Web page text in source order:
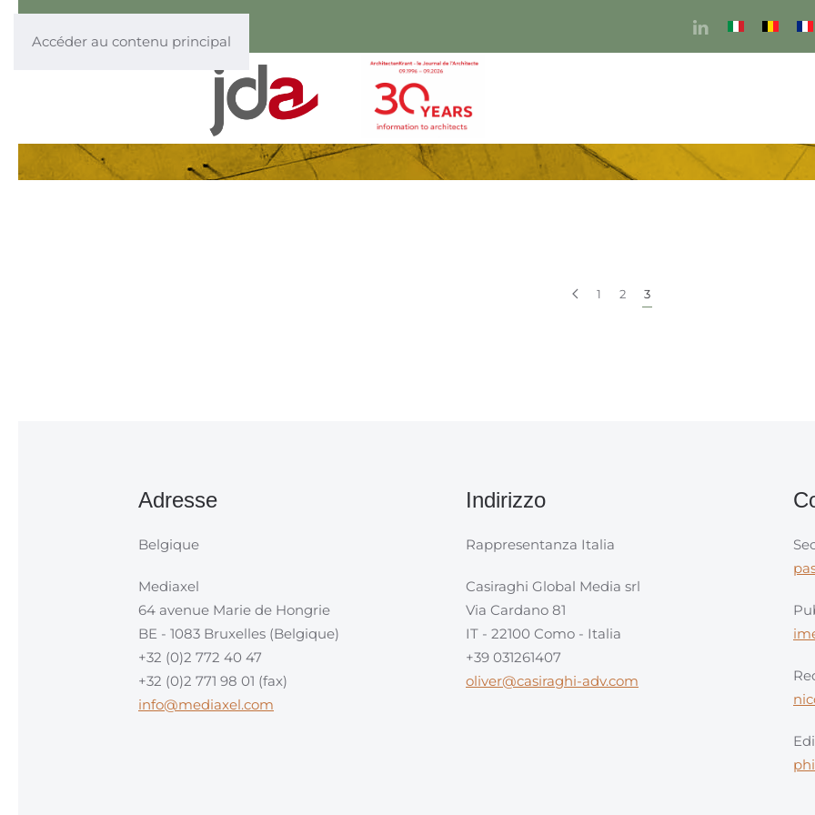
Accéder au contenu principal
1 2 3
Adresse
Belgique
Mediaxel
64 avenue Marie de Hongrie
BE - 1083 Bruxelles (Belgique)
+32 (0)2 772 40 47
+32 (0)2 771 98 01 (fax)
info@mediaxel.com
Indirizzo
Rappresentanza Italia
Casiraghi Global Media srl
Via Cardano 81
IT - 22100 Como - Italia
+39 031261407
oliver@casiraghi-adv.com